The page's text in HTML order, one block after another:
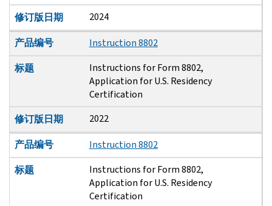
修订版日期
2024
产品编号
Instruction 8802
标题
Instructions for Form 8802,
Application for U.S. Residency
Certification
修订版日期
2022
产品编号
Instruction 8802
标题
Instructions for Form 8802,
Application for U.S. Residency
Certification